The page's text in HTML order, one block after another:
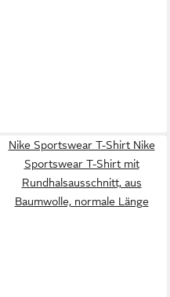
Nike Sportswear T-Shirt Nike
Sportswear T-Shirt mit
Rundhalsausschnitt, aus
Baumwolle, normale Länge